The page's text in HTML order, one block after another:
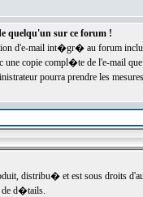
quelqu'un sur ce forum !
d'e-mail int�gr� au forum inclut
copie compl�te de l'e-mail
pourra prendre les
distribu� et est sous droits
de d�tails.